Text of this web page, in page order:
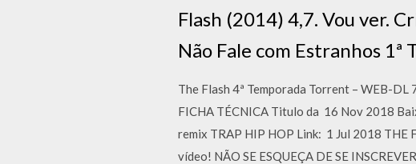
Flash (2014) 4,7. Vou ver.
Não Fale com Estranhos
The Flash 4ª Temporada Torrent – WEB-
FICHA TÉCNICA Titulo da 16 Nov 2018
remix TRAP HIP HOP Link: 1 Jul 2018 THE
vídeo! NÃO SE ESQUEÇA DE SE